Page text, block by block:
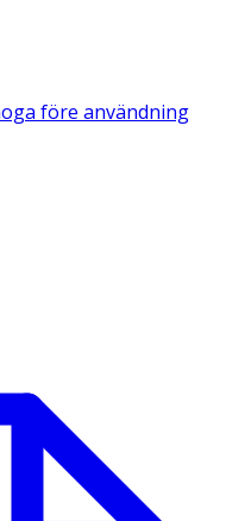
före användning